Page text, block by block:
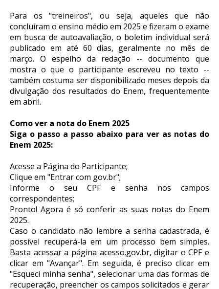
Para os "treineiros", ou seja, aqueles que não
concluíram o ensino médio em 2025 e fizeram o exame
em busca de autoavaliação, o boletim individual será
publicado em até 60 dias, geralmente no mês de
março. O espelho da redação -- documento que
mostra o que o participante escreveu no texto --
também costuma ser disponibilizado meses depois da
divulgação dos resultados do Enem, frequentemente
em abril.
Como ver a nota do Enem 2025
Siga o passo a passo abaixo para ver as notas do
Enem 2025:
Acesse a Página do Participante;
Clique em "Entrar com gov.br";
Informe o seu CPF e senha nos campos
correspondentes;
Pronto! Agora é só conferir as suas notas do Enem
2025.
Caso o candidato não lembre a senha cadastrada, é
possível recuperá-la em um processo bem simples.
Basta acessar a página acesso.gov.br, digitar o CPF e
clicar em "Avançar". Em seguida, é preciso clicar em
"Esqueci minha senha", selecionar uma das formas de
recuperação, preencher os campos solicitados e gerar